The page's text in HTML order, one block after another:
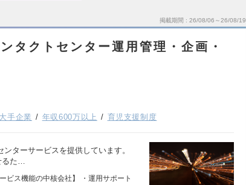
掲載期間 26/08/06～26/08/19
タクトセンター運用管理・企画・
大手企業 年収600万以上 育児支援制度
ターサービスを提供しています。
た…
ビス機能の中核会社】 ・運用サポート